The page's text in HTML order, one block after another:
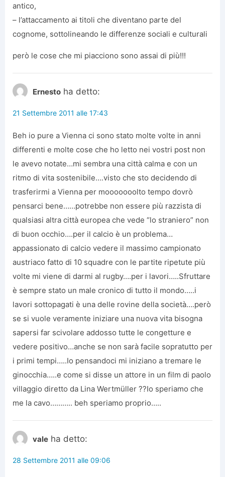
antico,
– l’attaccamento ai titoli che diventano parte del
cognome, sottolineando le differenze sociali e culturali
però le cose che mi piacciono sono assai di più!!!
Ernesto ha detto:
21 Settembre 2011 alle 17:43
Beh io pure a Vienna ci sono stato molte volte in anni
differenti e molte cose che ho letto nei vostri post non
le avevo notate…mi sembra una città calma e con un
ritmo di vita sostenibile….visto che sto decidendo di
trasferirmi a Vienna per mooooooolto tempo dovrò
pensarci bene……potrebbe non essere più razzista di
qualsiasi altra città europea che vede “lo straniero” non
di buon occhio….per il calcio è un problema…
appassionato di calcio vedere il massimo campionato
austriaco fatto di 10 squadre con le partite ripetute più
volte mi viene di darmi al rugby….per i lavori…..Sfruttare
è sempre stato un male cronico di tutto il mondo…..i
lavori sottopagati è una delle rovine della società….però
se si vuole veramente iniziare una nuova vita bisogna
sapersi far scivolare addosso tutte le congetture e
vedere positivo…anche se non sarà facile sopratutto per
i primi tempi…..Io pensandoci mi iniziano a tremare le
ginocchia…..e come si disse un attore in un film di paolo
villaggio diretto da Lina Wertmüller ??Io speriamo che
me la cavo……….. beh speriamo proprio…..
vale ha detto:
28 Settembre 2011 alle 09:06